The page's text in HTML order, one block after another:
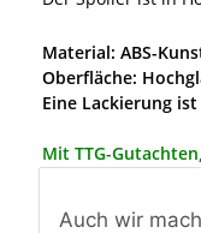
Material: ABS-
Oberfläche:
Eine Lackierung
Mit TTG-
Auch wir